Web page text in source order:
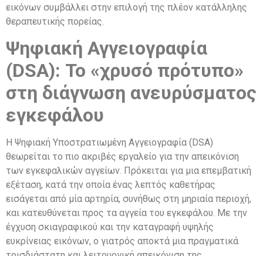
εικόνων συμβάλλει στην επιλογή της πλέον κατάλληλης
θεραπευτικής πορείας.
Ψηφιακή Αγγειογραφία
(DSA): Το «χρυσό πρότυπο»
στη διάγνωση ανευρύσματος
εγκεφάλου
Η Ψηφιακή Υποστρατιωμένη Αγγειογραφία (DSA)
θεωρείται το πιο ακριβές εργαλείο για την απεικόνιση
των εγκεφαλικών αγγείων. Πρόκειται για μια επεμβατική
εξέταση, κατά την οποία ένας λεπτός καθετήρας
εισάγεται από μία αρτηρία, συνήθως στη μηριαία περιοχή,
και κατευθύνεται προς τα αγγεία του εγκεφάλου. Με την
έγχυση σκιαγραφικού και την καταγραφή υψηλής
ευκρίνειας εικόνων, ο γιατρός αποκτά μια πραγματικά